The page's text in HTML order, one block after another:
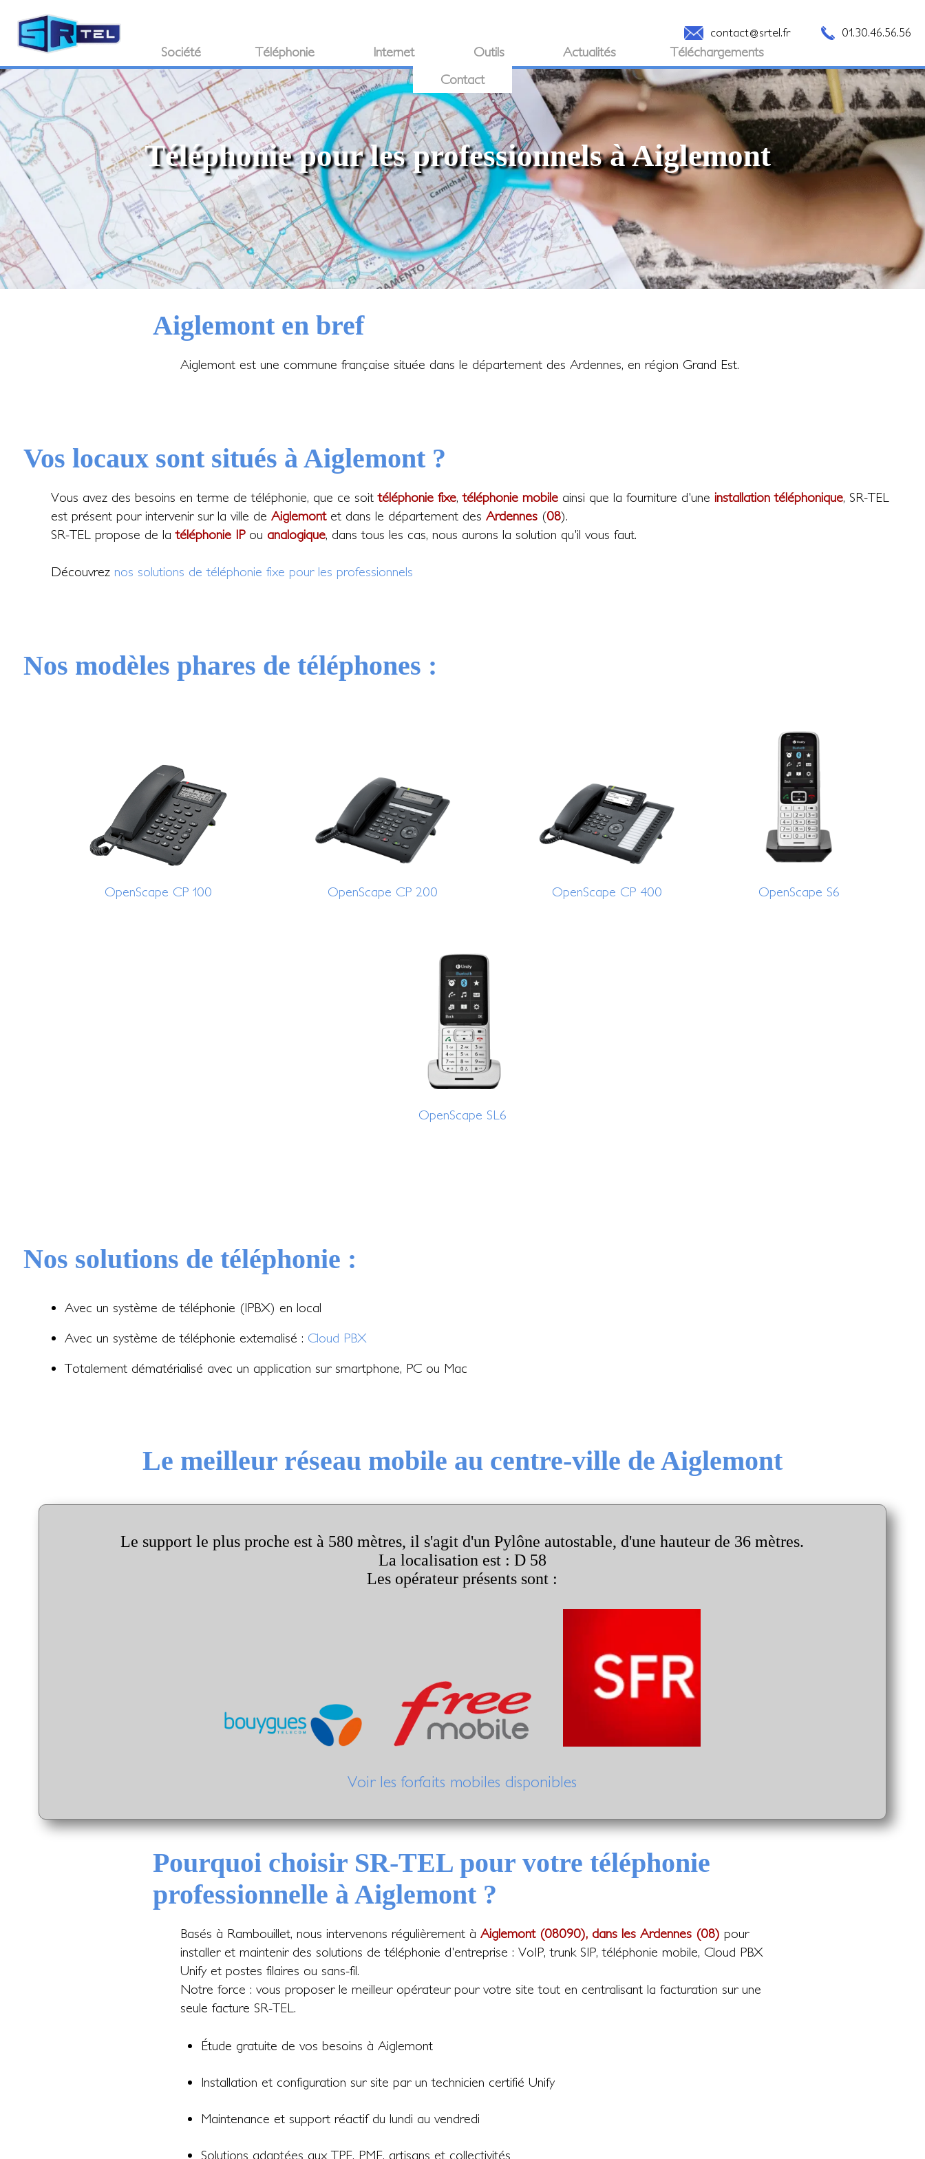
contact@srtel.fr 01.30.46.56.56
Société Téléphonie Internet Outils Actualités
Téléchargements
Contact
Téléphonie pour les professionnels à Aiglemont
Aiglemont en bref
Aiglemont est une commune française située dans le département des Ardennes, en région Grand Est.
Vos locaux sont situés à Aiglemont ?
Vous avez des besoins en terme de téléphonie, que ce soittéléphonie fixe,téléphonie mobileainsi que la fourniture d'une installation téléphonique, SR-TEL
est présent pour intervenir sur la ville de Aiglemontet dans le département des Ardennes(08).
SR-TEL propose de latéléphonie IPou analogique, dans tous les cas, nous aurons la solution qu'il vous faut.
Découvrez nos solutions de téléphonie fixe pour les professionnels
Nos modèles phares de téléphones :
OpenScape CP 100 OpenScape CP 200 OpenScape CP 400 OpenScape S6
OpenScape SL6
Nos solutions de téléphonie :
Avec un système de téléphonie (IPBX) en local
Avec un système de téléphonie externalisé : Cloud PBX
Totalement dématérialisé avec un application sur smartphone, PC ou Mac
Le meilleur réseau mobile au centre-ville de Aiglemont
Le support le plus proche est à 580 mètres, il s'agit d'un Pylône autostable, d'une hauteur de 36 mètres.
La localisation est : D 58
Les opérateur présents sont :
Voir les forfaits mobiles disponibles
Pourquoi choisir SR-TEL pour votre téléphonie
professionnelle à Aiglemont ?
Basés à Rambouillet, nous intervenons régulièrement à Aiglemont (08090), dans les Ardennes (08) pour
installer et maintenir des solutions de téléphonie d'entreprise : VoIP, trunk SIP, téléphonie mobile, Cloud PBX
Unify et postes filaires ou sans-fil.
Notre force : vous proposer le meilleur opérateur pour votre site tout en centralisant la facturation sur une
seule facture SR-TEL.
Étude gratuite de vos besoins à Aiglemont
Installation et configuration sur site par un technicien certifié Unify
Maintenance et support réactif du lundi au vendredi
Solutions adaptées aux TPE, PME, artisans et collectivités